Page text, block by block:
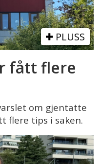
PLUSS
fått flere
om gjentatte
flere tips i saken.